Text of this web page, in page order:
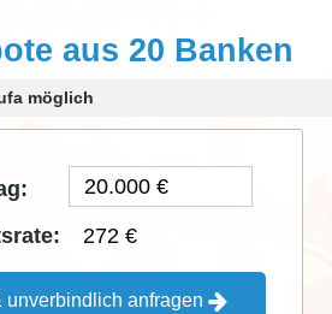
aus 20 Banken
möglich
272 €
unverbindlich anfragen